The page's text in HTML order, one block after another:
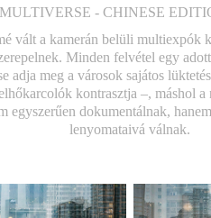
MULTIVERSE - CHINESE
vált a kamerán belüli multiexpók
Minden felvétel egy
adja meg a városok sajátos
kontrasztja –, máshol
egyszerűen dokumentálnak,
lenyomataivá válnak.